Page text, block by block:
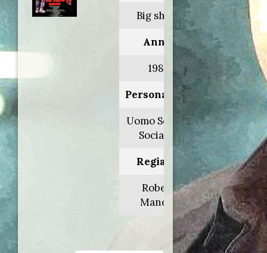
Big shots
Anno:
1987
Personaggio:
Uomo Servizi
Sociali 2
Regia di:
Robert
Mandel